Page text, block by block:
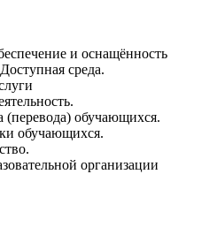
и оснащённость
среда.
(перевода) обучающихся.
обучающихся.
организации